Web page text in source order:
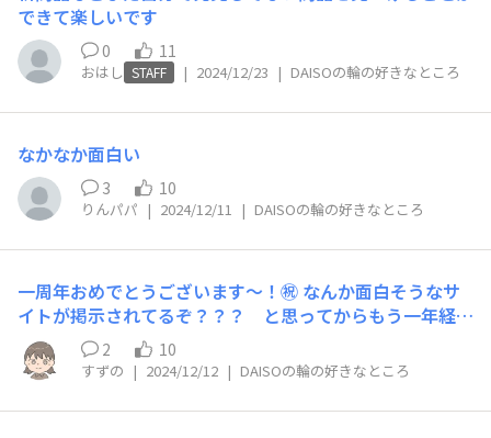
できて楽しいです
0 11
おはし STAFF | 2024/12/23 | DAISOの輪の好きなところ
なかなか面白い
3 10
りんパパ | 2024/12/11 | DAISOの輪の好きなところ
一周年おめでとうございます～！㊗️ なんか面白そうなサ
イトが掲示されてるぞ？？？ と思ってからもう一年経過
してたことに震えております😂 ダイソーさんの商品の中
でも手芸工作インテリアメイクアウトドア……と沼がいっ
ぱいあると思うのですが、他の沼も覗けてよりダイパトが
捗る情報を楽しませて頂いてます！🙌✨️
2 10
すずの | 2024/12/12 | DAISOの輪の好きなところ